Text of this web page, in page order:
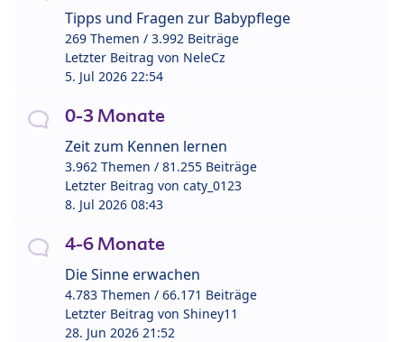
Tipps und Fragen zur Babypflege
269 Themen / 3.992 Beiträge
Letzter Beitrag von NeleCz
5. Jul 2026 22:54
0-3 Monate
Zeit zum Kennen lernen
3.962 Themen / 81.255 Beiträge
Letzter Beitrag von caty_0123
8. Jul 2026 08:43
4-6 Monate
Die Sinne erwachen
4.783 Themen / 66.171 Beiträge
Letzter Beitrag von Shiney11
28. Jun 2026 21:52